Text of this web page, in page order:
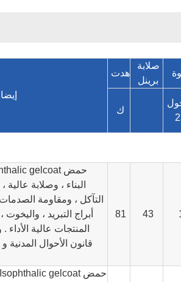
صلابة
برينل
هدت
ك
43
81
حمض Isophthalic gelcoat الراتنج .
البناء ، وصلابة
التآكل ، ومقاومة
أبراج التبريد ،
المنتجات عالية